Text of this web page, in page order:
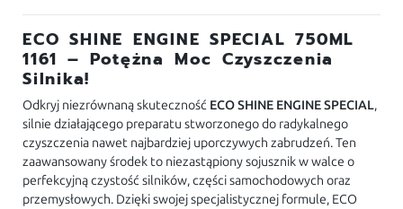
ECO SHINE ENGINE SPECIAL 750ML
1161 – Potężna Moc Czyszczenia
Silnika!
Odkryj niezrównaną skuteczność ECO SHINE ENGINE SPECIAL,
silnie działającego preparatu stworzonego do radykalnego
czyszczenia nawet najbardziej uporczywych zabrudzeń. Ten
zaawansowany środek to niezastąpiony sojusznik w walce o
perfekcyjną czystość silników, części samochodowych oraz
przemysłowych. Dzięki swojej specjalistycznej formule, ECO